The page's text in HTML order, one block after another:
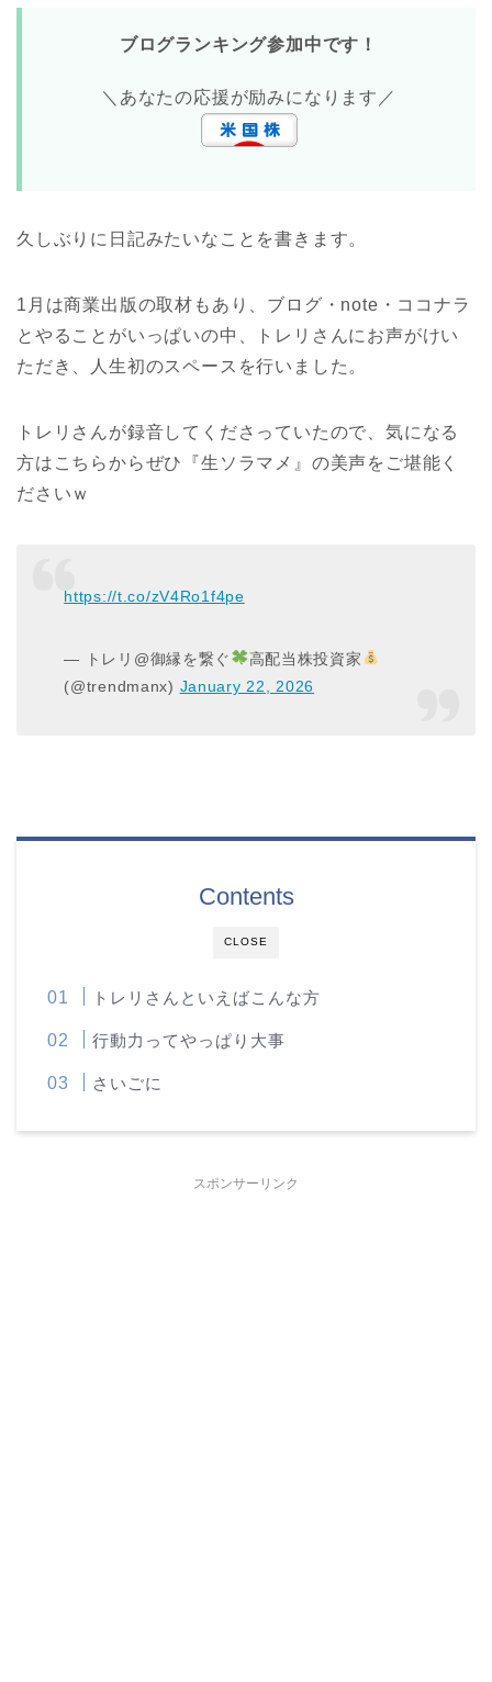
ブログランキング参加中です！
＼あなたの応援が励みになります／
久しぶりに日記みたいなことを書きます。
1月は商業出版の取材もあり、ブログ・note・ココナラ
とやることがいっぱいの中、トレリさんにお声がけい
ただき、人生初のスペースを行いました。
トレリさんが録音してくださっていたので、気になる
方はこちらからぜひ『生ソラマメ』の美声をご堪能く
ださいｗ
https://t.co/zV4Ro1f4pe
— トレリ@御縁を繋ぐ
高配当株投資家
(@trendmanx) January 22, 2026
CLOSE
Contents
トレリさんといえばこんな方
行動力ってやっぱり大事
さいごに
スポンサーリンク